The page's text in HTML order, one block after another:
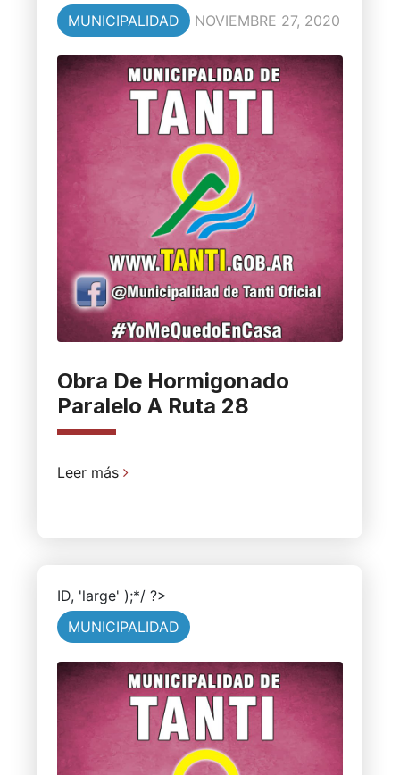
MUNICIPALIDAD
NOVIEMBRE 27, 2020
Obra De Hormigonado
Paralelo A Ruta 28
Leer más
ID, 'large' );*/ ?>
MUNICIPALIDAD